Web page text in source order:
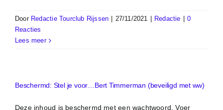
Door Redactie Tourclub Rijssen 27/11/2021 Redactie
0
Reacties
Lees meer
Beschermd: Stel je voor…Bert Timmerman (beveiligd met ww)
Deze inhoud is beschermd met een wachtwoord. Voer